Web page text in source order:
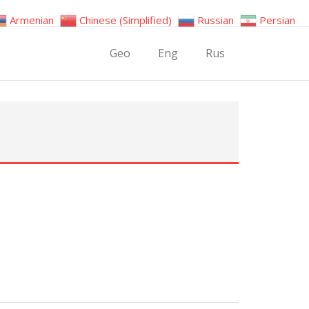
Geo Eng Rus
Armenian Chinese (Simplified) Russian Persian